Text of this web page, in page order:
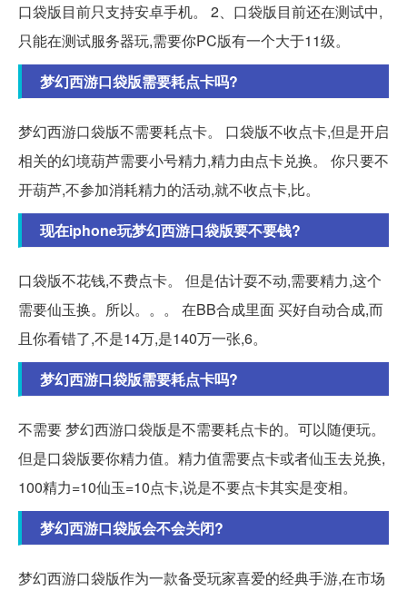
口袋版目前只支持安卓手机。 2、口袋版目前还在测试中,
只能在测试服务器玩,需要你PC版有一个大于11级。
梦幻西游口袋版需要耗点卡吗?
梦幻西游口袋版不需要耗点卡。 口袋版不收点卡,但是开启
相关的幻境葫芦需要小号精力,精力由点卡兑换。 你只要不
开葫芦,不参加消耗精力的活动,就不收点卡,比。
现在iphone玩梦幻西游口袋版要不要钱?
口袋版不花钱,不费点卡。 但是估计耍不动,需要精力,这个
需要仙玉换。所以。。。 在BB合成里面 买好自动合成,而
且你看错了,不是14万,是140万一张,6。
梦幻西游口袋版需要耗点卡吗?
不需要 梦幻西游口袋版是不需要耗点卡的。可以随便玩。
但是口袋版要你精力值。精力值需要点卡或者仙玉去兑换,
100精力=10仙玉=10点卡,说是不要点卡其实是变相。
梦幻西游口袋版会不会关闭?
梦幻西游口袋版作为一款备受玩家喜爱的经典手游,在市场